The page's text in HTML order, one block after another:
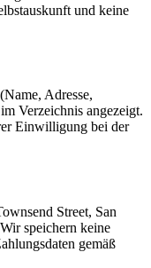
und keine
Adresse,
Verzeichnis angezeigt.
Einwilligung bei der
Street, San
speichern keine
gemäß